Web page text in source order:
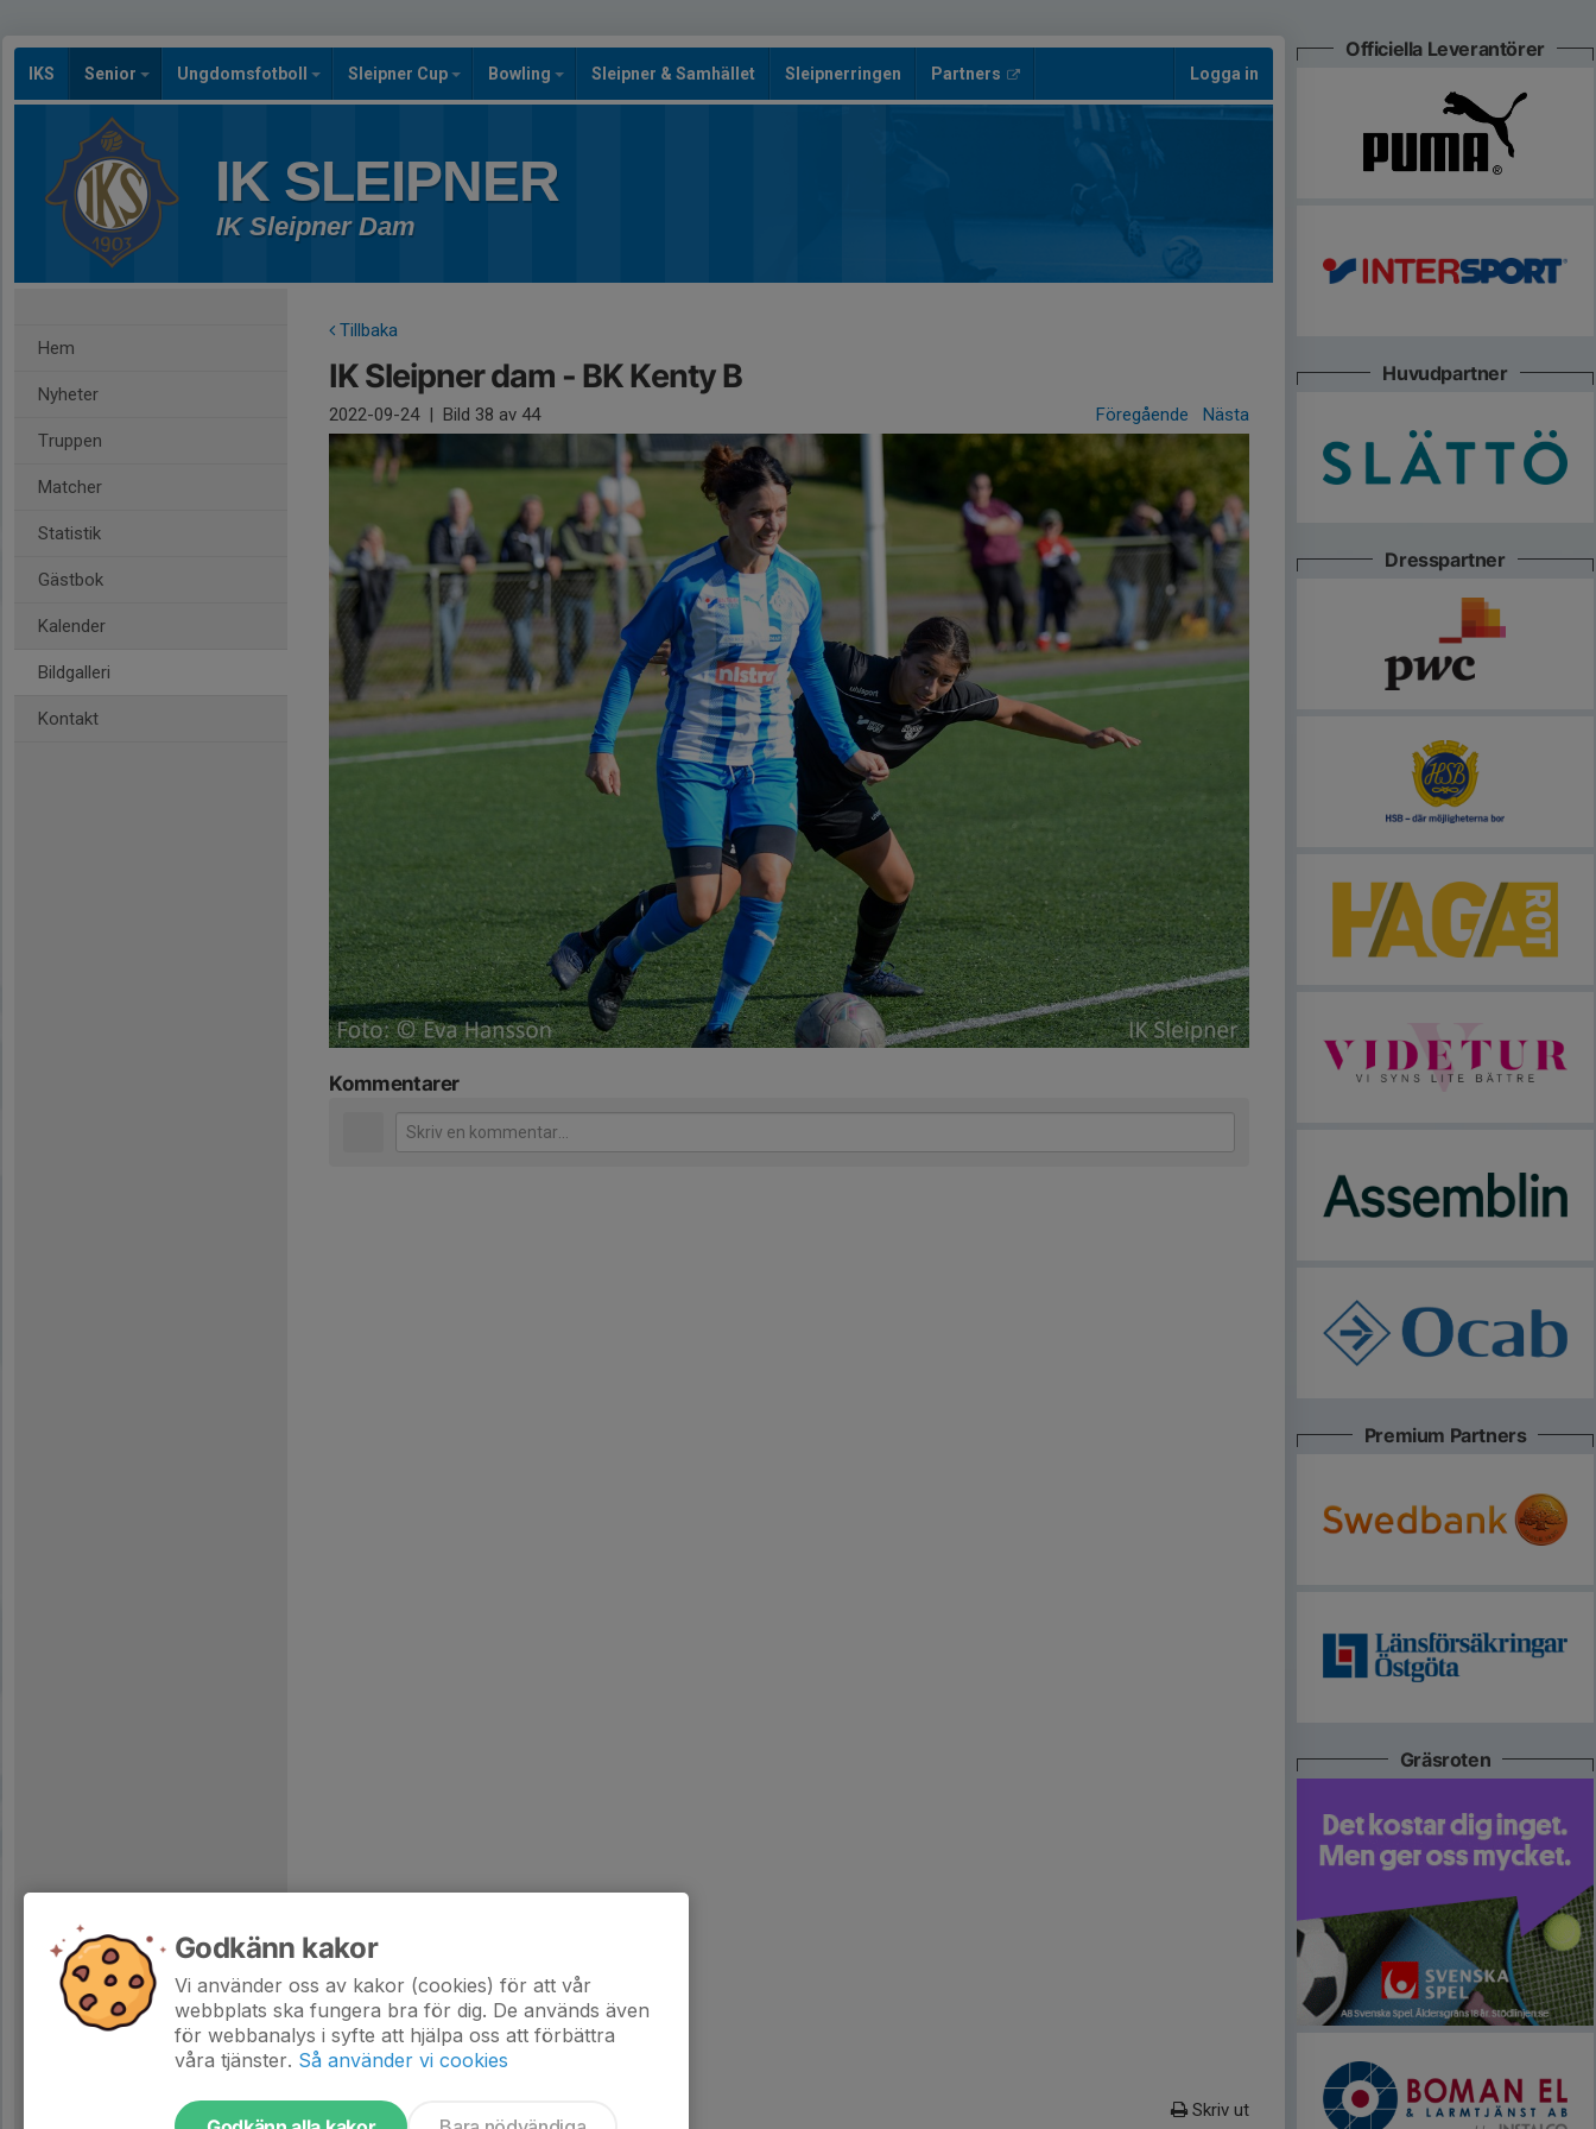
IKS Senior Ungdomsfotboll Sleipner Cup Bowling Sleipner & Samhället Sleipnerringen Partners Logga in
IK SLEIPNER
IK Sleipner Dam
Hem
Nyheter
Truppen
Matcher
Statistik
Gästbok
Kalender
Bildgalleri
Kontakt
Tillbaka
IK Sleipner dam - BK Kenty B
2022-09-24 | Bild 38 av 44 Föregående Nästa
Kommentarer
Skriv ut
Officiella Leverantörer
Huvudpartner
Dresspartner
Premium Partners
Gräsroten
Godkänn kakor
Vi använder oss av kakor (cookies) för att vår
webbplats ska fungera bra för dig. De används även
för webbanalys i syfte att hjälpa oss att förbättra
våra tjänster. Så använder vi cookies